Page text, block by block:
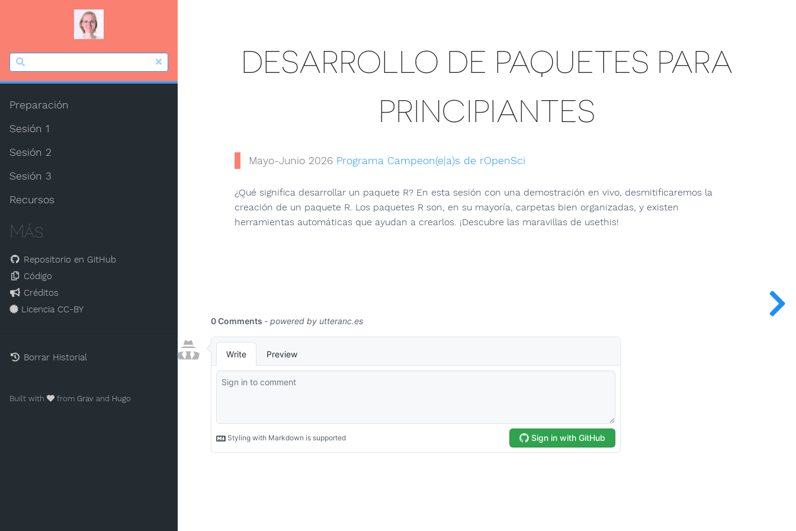
Preparación
Sesión 1
Sesión 2
Sesión 3
Recursos
Más
Repositorio en GitHub
Código
Créditos
Licencia CC-BY
Borrar Historial
Built with from Grav and Hugo
DESARROLLO DE PAQUETES PARA
PRINCIPIANTES
Mayo-Junio 2026 Programa Campeon(e|a)s de rOpenSci
¿Qué significa desarrollar un paquete R? En esta sesión con una demostración en vivo, desmitificaremos la
creación de un paquete R. Los paquetes R son, en su mayoría, carpetas bien organizadas, y existen
herramientas automáticas que ayudan a crearlos. ¡Descubre las maravillas de usethis!